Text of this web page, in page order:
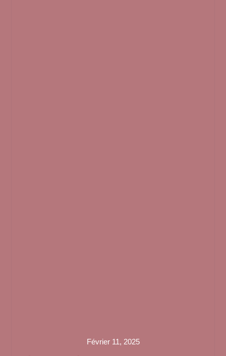
Février 11, 2025